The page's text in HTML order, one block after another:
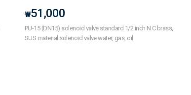
₩51,000
PU-15 (DN15) solenoid valve standard 1/2 inch N.C brass,
SUS material solenoid valve water, gas, oil